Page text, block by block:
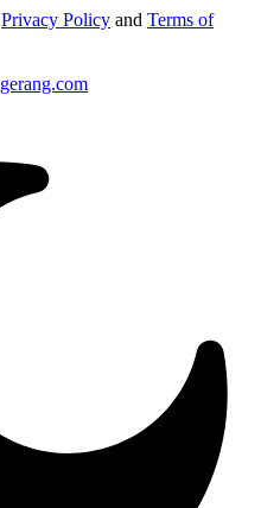
Privacy Policy and Terms of